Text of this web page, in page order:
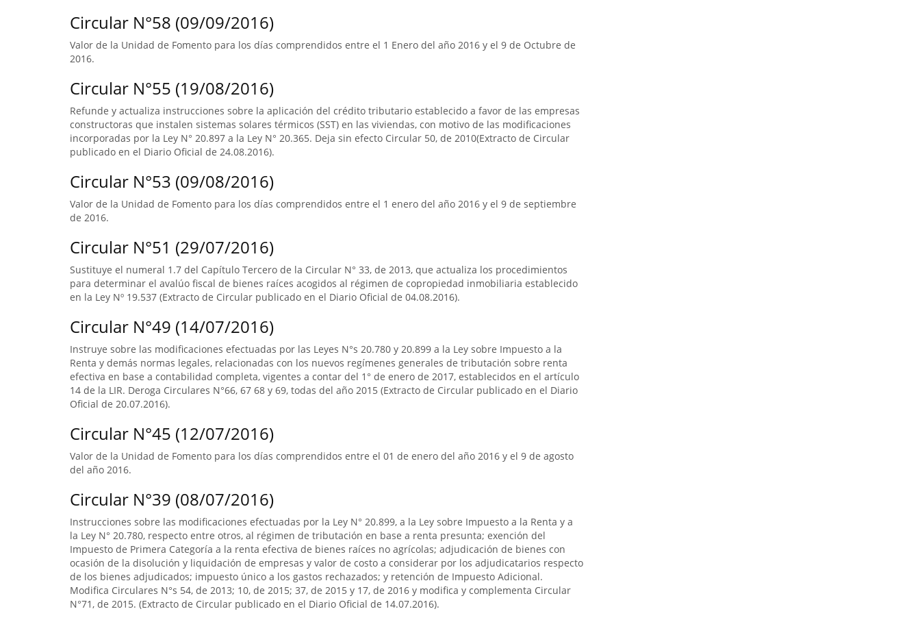
Circular N°58 (09/09/2016)
Valor de la Unidad de Fomento para los días comprendidos entre el 1 Enero del año 2016 y el 9 de Octubre de
2016.
Circular N°55 (19/08/2016)
Refunde y actualiza instrucciones sobre la aplicación del crédito tributario establecido a favor de las empresas
constructoras que instalen sistemas solares térmicos (SST) en las viviendas, con motivo de las modificaciones
incorporadas por la Ley N° 20.897 a la Ley N° 20.365. Deja sin efecto Circular 50, de 2010(Extracto de Circular
publicado en el Diario Oficial de 24.08.2016).
Circular N°53 (09/08/2016)
Valor de la Unidad de Fomento para los días comprendidos entre el 1 enero del año 2016 y el 9 de septiembre
de 2016.
Circular N°51 (29/07/2016)
Sustituye el numeral 1.7 del Capítulo Tercero de la Circular N° 33, de 2013, que actualiza los procedimientos
para determinar el avalúo fiscal de bienes raíces acogidos al régimen de copropiedad inmobiliaria establecido
en la Ley Nº 19.537 (Extracto de Circular publicado en el Diario Oficial de 04.08.2016).
Circular N°49 (14/07/2016)
Instruye sobre las modificaciones efectuadas por las Leyes N°s 20.780 y 20.899 a la Ley sobre Impuesto a la
Renta y demás normas legales, relacionadas con los nuevos regímenes generales de tributación sobre renta
efectiva en base a contabilidad completa, vigentes a contar del 1° de enero de 2017, establecidos en el artículo
14 de la LIR. Deroga Circulares N°66, 67 68 y 69, todas del año 2015 (Extracto de Circular publicado en el Diario
Oficial de 20.07.2016).
Circular N°45 (12/07/2016)
Valor de la Unidad de Fomento para los días comprendidos entre el 01 de enero del año 2016 y el 9 de agosto
del año 2016.
Circular N°39 (08/07/2016)
Instrucciones sobre las modificaciones efectuadas por la Ley N° 20.899, a la Ley sobre Impuesto a la Renta y a
la Ley N° 20.780, respecto entre otros, al régimen de tributación en base a renta presunta; exención del
Impuesto de Primera Categoría a la renta efectiva de bienes raíces no agrícolas; adjudicación de bienes con
ocasión de la disolución y liquidación de empresas y valor de costo a considerar por los adjudicatarios respecto
de los bienes adjudicados; impuesto único a los gastos rechazados; y retención de Impuesto Adicional.
Modifica Circulares N°s 54, de 2013; 10, de 2015; 37, de 2015 y 17, de 2016 y modifica y complementa Circular
N°71, de 2015. (Extracto de Circular publicado en el Diario Oficial de 14.07.2016).